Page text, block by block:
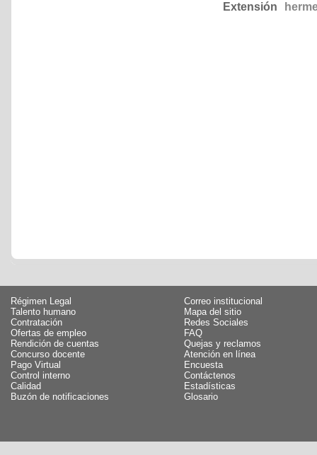
Extensión
Régimen Legal
Talento humano
Contratación
Ofertas de empleo
Rendición de cuentas
Concurso docente
Pago Virtual
Control interno
Calidad
Buzón de notificaciones
Correo institucional
Mapa del sitio
Redes Sociales
FAQ
Quejas y reclamos
Atención en línea
Encuesta
Contáctenos
Estadísticas
Glosario